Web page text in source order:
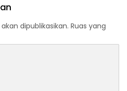
dipublikasikan. Ruas yang